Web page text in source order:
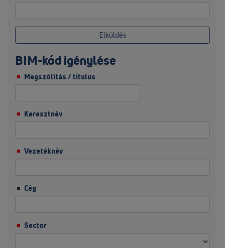
Elküldés
BIM-kód igénylése
Megszólítás / titulus
Keresztnév
Vezetéknév
Cég
Sector